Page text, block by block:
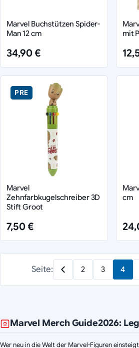
Marvel Buchstützen Spider-
Man 12 cm
34,90 €
mit
PRE
Marvel
Zehnfarbkugelschreiber 3D
Stift Groot
7,50 €
cm
Seite: 2 3 4
Marvel Merch Guide2026:
Wer neu in die Welt der Marvel-Figuren